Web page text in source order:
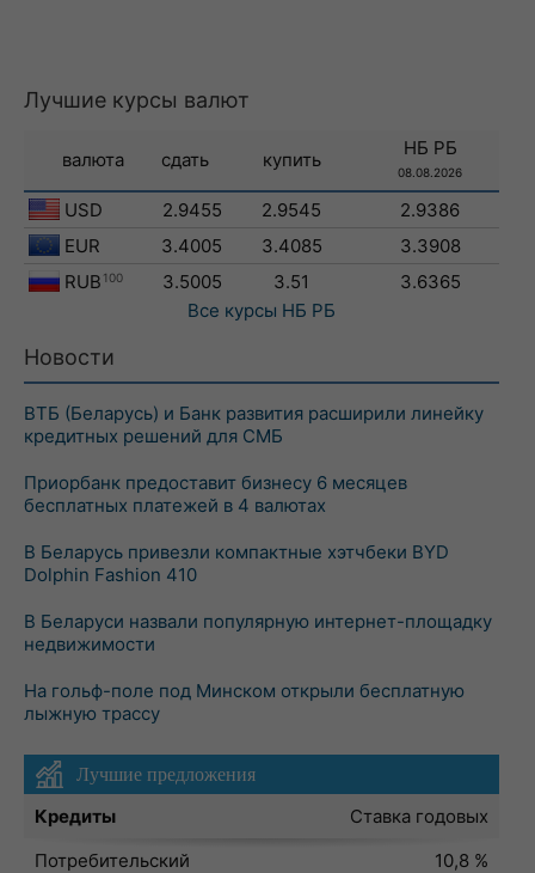
Лучшие курсы валют
валюта сдать купить
НБ РБ
08.08.2026
USD 2.9455 2.9545
2.9386
EUR
3.4005 3.4085
3.3908
RUB 100 3.5005 3.51
3.6365
Все курсы НБ РБ
Новости
ВТБ (Беларусь) и Банк развития расширили линейку
кредитных решений для СМБ
Приорбанк предоставит бизнесу 6 месяцев
бесплатных платежей в 4 валютах
В Беларусь привезли компактные хэтчбеки BYD
Dolphin Fashion 410
В Беларуси назвали популярную интернет-площадку
недвижимости
На гольф-поле под Минском открыли бесплатную
лыжную трассу
Лучшие предложения
Кредиты
Ставка годовых
Потребительский
10,8 %